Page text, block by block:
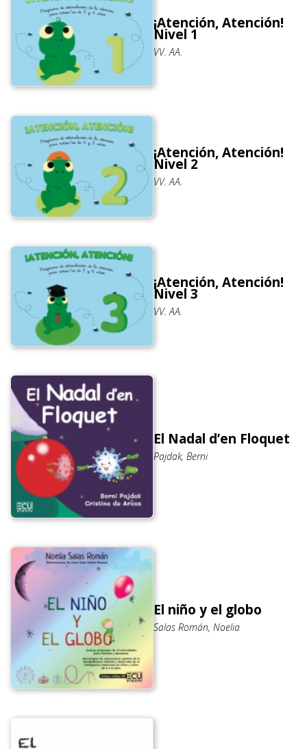
¡Atención, Atención!
Nivel 1
VV. AA.
¡Atención, Atención!
Nivel 2
VV. AA.
¡Atención, Atención!
Nivel 3
VV. AA.
El Nadal d’en Floquet
Pajdak, Berni
El niño y el globo
Salas Román, Noelia